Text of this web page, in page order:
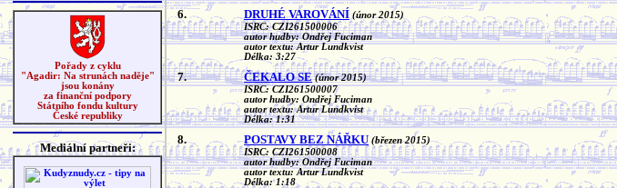
Pořady z cyklu
"Agadir: Na strunách naděje"
jsou konány
za finanční podpory
Státního fondu kultury
České republiky
Mediální partneři:
6. DRUHÉ VAROVÁNÍ (únor 2015)
ISRC: CZI261500006
autor hudby: Ondřej Fuciman
autor textu: Artur Lundkvist
Délka: 3:27
7. ČEKALO SE (únor 2015)
ISRC: CZI261500007
autor hudby: Ondřej Fuciman
autor textu: Artur Lundkvist
Délka: 1:31
8. POSTAVY BEZ NÁŘKU (březen 2015)
ISRC: CZI261500008
autor hudby: Ondřej Fuciman
autor textu: Artur Lundkvist
Délka: 1:18